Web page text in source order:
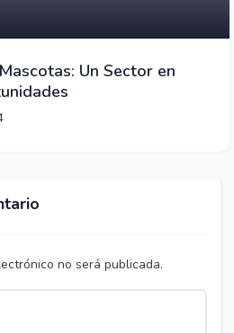
Un Sector en
no será publicada.